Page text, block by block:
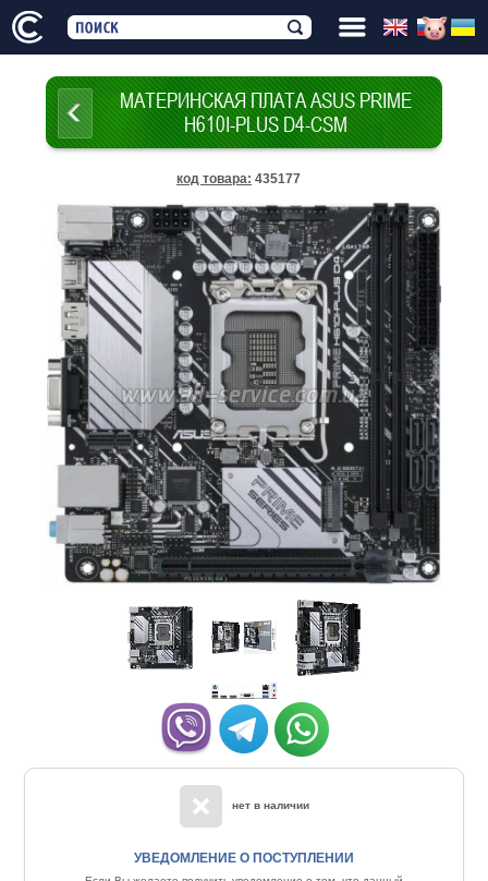
МАТЕРИНСКАЯ ПЛАТА ASUS PRIME
H610I-PLUS D4-CSM
код товара: 435177
нет в наличии
УВЕДОМЛЕНИЕ О ПОСТУПЛЕНИИ